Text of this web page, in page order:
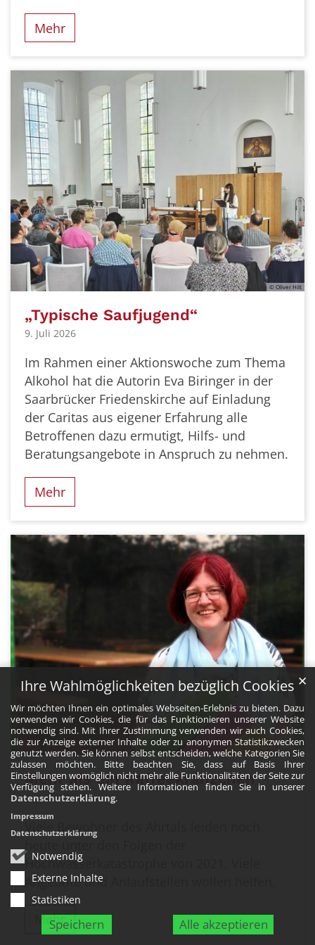
Ihre Wahlmöglichkeiten bezüglich Cookies
Wir möchten Ihnen ein optimales Webseiten-Erlebnis zu bieten. Dazu
verwenden wir Cookies, die für das Funktionieren unserer Website
notwendig sind. Mit Ihrer Zustimmung verwenden wir auch Cookies,
die zur Anzeige externer Inhalte oder zu anonymen Statistikzwecken
genutzt werden. Sie können selbst entscheiden, welche Kategorien Sie
zulassen möchten. Bitte beachten Sie, dass auf Basis Ihrer
Einstellungen womöglich nicht mehr alle Funktionalitäten der Seite zur
Verfügung stehen. Weitere Informationen finden Sie in unserer
Datenschutzerklärung.
Notwendig
Externe Inhalte
Statistiken
Speichern Alle akzeptieren
✕
Impressum
Datenschutzerklärung
Mehr
© Oliver Hilt
„Typische Saufjugend“
9. Juli 2026
Im Rahmen einer Aktionswoche zum Thema
Alkohol hat die Autorin Eva Biringer in der
Saarbrücker Friedenskirche auf Einladung
der Caritas aus eigener Erfahrung alle
Betroffenen dazu ermutigt, Hilfs- und
Beratungsangebote in Anspruch zu nehmen.
Mehr
© Julia Fröder
Mehr als ein Kaffeekränzchen
8. Juli 2026
Viele Bewohner des Ahrtals leiden noch
Hochwasserkatastrophe von 2021. Viele
Angebote und Anlaufstellen wollen helfen.
Mehr